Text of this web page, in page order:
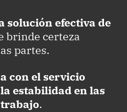
solución efectiva de
brinde certeza
partes.
con el servicio
estabilidad en las
.